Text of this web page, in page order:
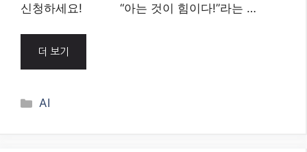
신청하세요! “아는 것이 힘이다!”라는 …
더 보기
Categories
AI